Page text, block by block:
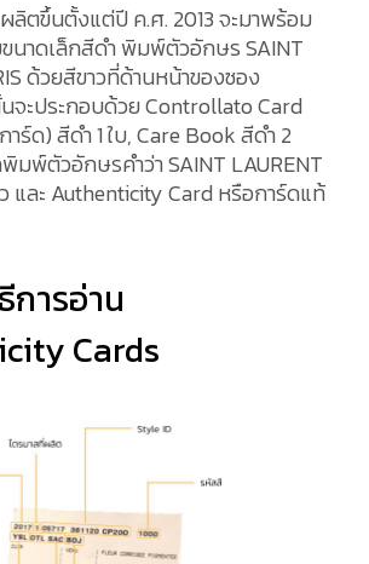
ลิตขึ้นตั้งแต่ปี ค.ศ. 2013 จะมาพร้อม
นาดเล็กสีดำ พิมพ์ตัวอักษร SAINT
ด้วยสีขาวที่ด้านหน้าของซอง
จะประกอบด้วย Controllato Card
าร์ด) สีดำ 1 ใบ, Care Book สีดำ 2
มพ์ตัวอักษรคำว่า SAINT LAURENT
และ Authenticity Card หรือการ์ดแท้
การอ่าน
Cards